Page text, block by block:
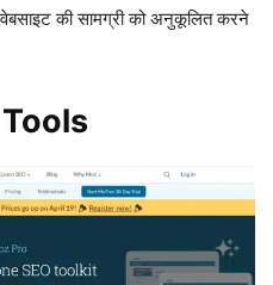
की सामग्री को अनुकूलित करने